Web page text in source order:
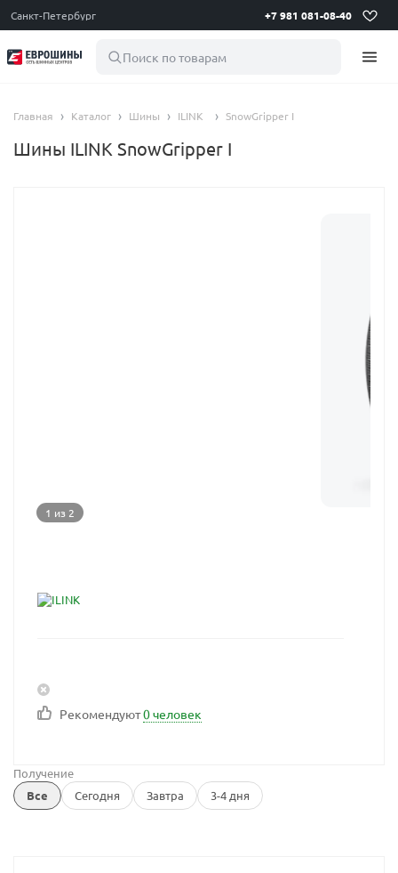
Санкт-Петербург +7 981 081-08-40
Поиск по товарам
Главная Каталог Шины ILINK SnowGripper I
Шины ILINK SnowGripper I
1 из 2
Рекомендуют0 человек
Получение
Все
Сегодня Завтра 3-4 дня